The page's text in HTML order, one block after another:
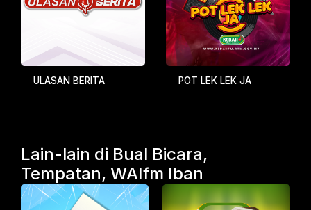
ULASAN BERITA POT LEK LEK JA
Lain-lain di Bual Bicara,
Tempatan, WAIfm Iban